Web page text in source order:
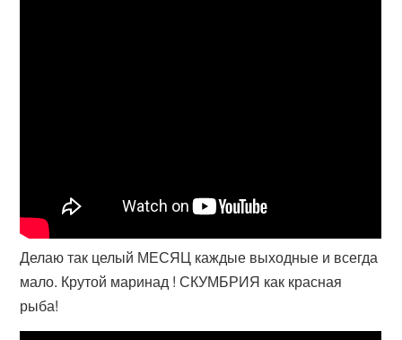
Делаю так целый МЕСЯЦ каждые выходные и всегда
мало. Крутой маринад ! СКУМБРИЯ как красная
рыба!